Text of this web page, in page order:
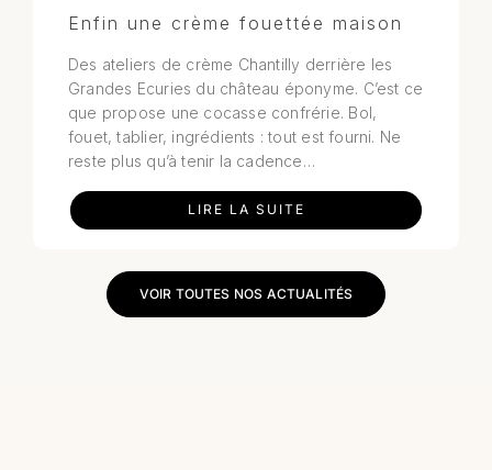
Enfin une crème fouettée maison
Des ateliers de crème Chantilly derrière les
Grandes Ecuries du château éponyme. C’est ce
que propose une cocasse confrérie. Bol,
fouet, tablier, ingrédients : tout est fourni. Ne
reste plus qu’à tenir la cadence…
LIRE LA SUITE
VOIR TOUTES NOS ACTUALITÉS